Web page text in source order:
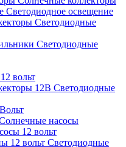
Светодиодное освещение
Светодиодные
Светодиодные
вольт
Светодиодные
насосы
12 вольт
Светодиодные